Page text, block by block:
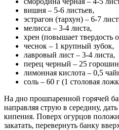
вишня – 5-6 листьев,
эстрагон (тархун) – 6-7
мелисса – 3-4 листа,
хрен (повышает твердость
чеснок – 1 крупный зубок,
лавровый лист – 3-4 листа,
перец черный – 25
лимонная кислота – 0,5
соль – 60 г (1 столовая
На дно прошпаренной горячей
направляя струю в середину,
кипения. Поверх огурцов
закатать, перевернуть банку